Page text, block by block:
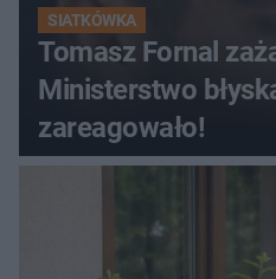
SIATKÓWKA
Tomasz Fornal
Ministerstwo
zareagowało!